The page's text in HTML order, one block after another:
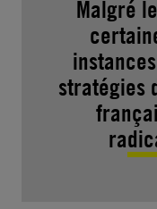
Malgré
stratégies